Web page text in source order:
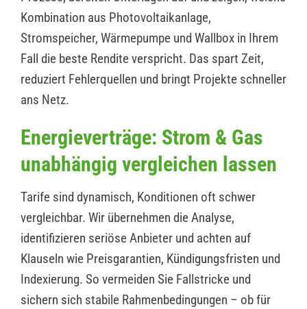
Kombination aus Photovoltaikanlage,
Stromspeicher, Wärmepumpe und Wallbox in Ihrem
Fall die beste Rendite verspricht. Das spart Zeit,
reduziert Fehlerquellen und bringt Projekte schneller
ans Netz.
Energieverträge: Strom & Gas
unabhängig vergleichen lassen
Tarife sind dynamisch, Konditionen oft schwer
vergleichbar. Wir übernehmen die Analyse,
identifizieren seriöse Anbieter und achten auf
Klauseln wie Preisgarantien, Kündigungsfristen und
Indexierung. So vermeiden Sie Fallstricke und
sichern sich stabile Rahmenbedingungen – ob für